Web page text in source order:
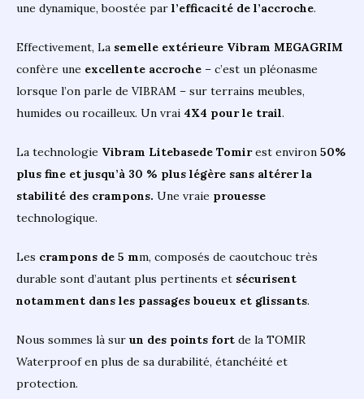
une dynamique, boostée par l’efficacité de l’accroche.
Effectivement, La semelle extérieure Vibram MEGAGRIM
confère une excellente accroche – c’est un pléonasme
lorsque l’on parle de VIBRAM – sur terrains meubles,
humides ou rocailleux. Un vrai 4X4 pour le trail.
La technologie Vibram Litebasede Tomirest environ 50%
plus fine et jusqu’à 30 % plus légère sans altérer la
stabilité des crampons. Une vraie prouesse
technologique.
Les crampons de 5 mm, composés de caoutchouc très
durable sont d’autant plus pertinents et sécurisent
notamment dans les passages boueux et glissants.
Nous sommes là sur un des points fort de la TOMIR
Waterproof en plus de sa durabilité, étanchéité et
protection.